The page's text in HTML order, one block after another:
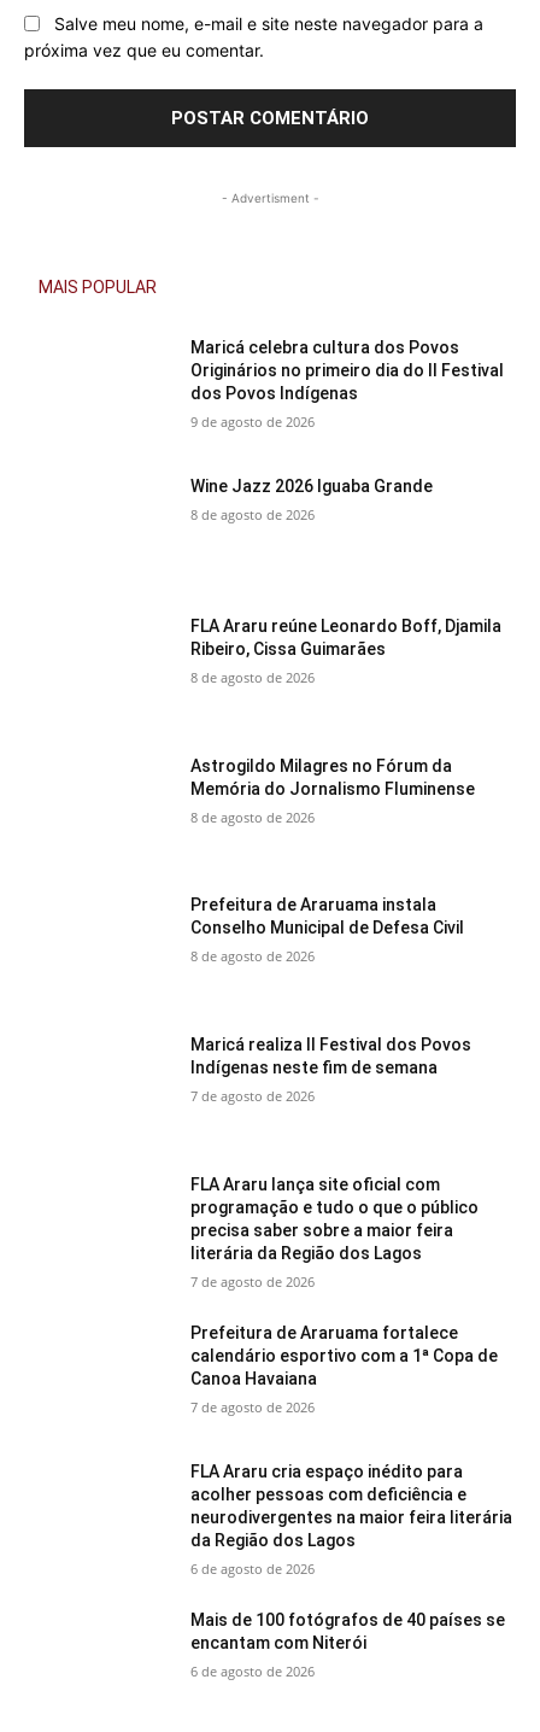
Salve meu nome, e-mail e site neste navegador para a
próxima vez que eu comentar.
- Advertisment -
MAIS POPULAR
Maricá celebra cultura dos Povos
Originários no primeiro dia do II Festival
dos Povos Indígenas
9 de agosto de 2026
Wine Jazz 2026 Iguaba Grande
8 de agosto de 2026
FLA Araru reúne Leonardo Boff, Djamila
Ribeiro, Cissa Guimarães
8 de agosto de 2026
Astrogildo Milagres no Fórum da
Memória do Jornalismo Fluminense
8 de agosto de 2026
Prefeitura de Araruama instala
Conselho Municipal de Defesa Civil
8 de agosto de 2026
Maricá realiza II Festival dos Povos
Indígenas neste fim de semana
7 de agosto de 2026
FLA Araru lança site oficial com
programação e tudo o que o público
precisa saber sobre a maior feira
literária da Região dos Lagos
7 de agosto de 2026
Prefeitura de Araruama fortalece
calendário esportivo com a 1ª Copa de
Canoa Havaiana
7 de agosto de 2026
FLA Araru cria espaço inédito para
acolher pessoas com deficiência e
neurodivergentes na maior feira literária
da Região dos Lagos
6 de agosto de 2026
Mais de 100 fotógrafos de 40 países se
encantam com Niterói
6 de agosto de 2026